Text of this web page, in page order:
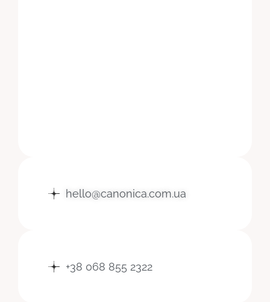
hello@canonica.com.ua
+38 068 855 2322